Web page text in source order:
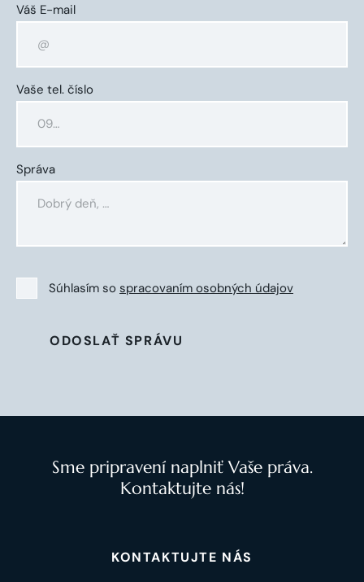
Váš E-mail
Vaše tel. číslo
Správa
Súhlasím so spracovaním osobných údajov
ODOSLAŤ SPRÁVU
Sme pripravení naplniť Vaše práva.
Kontaktujte nás!
KONTAKTUJTE NÁS